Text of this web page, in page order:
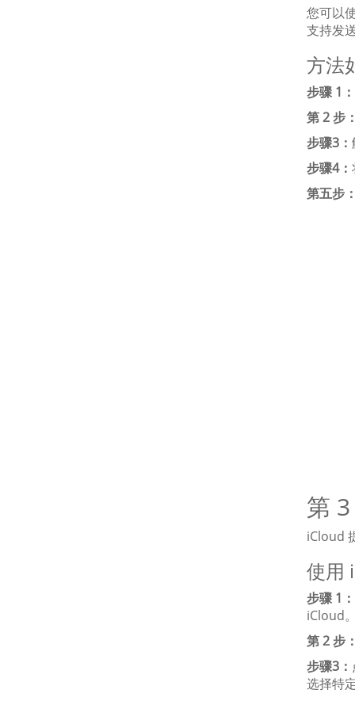
您可以
支持发
方法
步骤 1：
第 2 步：
步骤3：
步骤4：
第五步：
第
iCloud
使用
步骤 1：
iCloud。
第 2 步：
步骤3：
选择特